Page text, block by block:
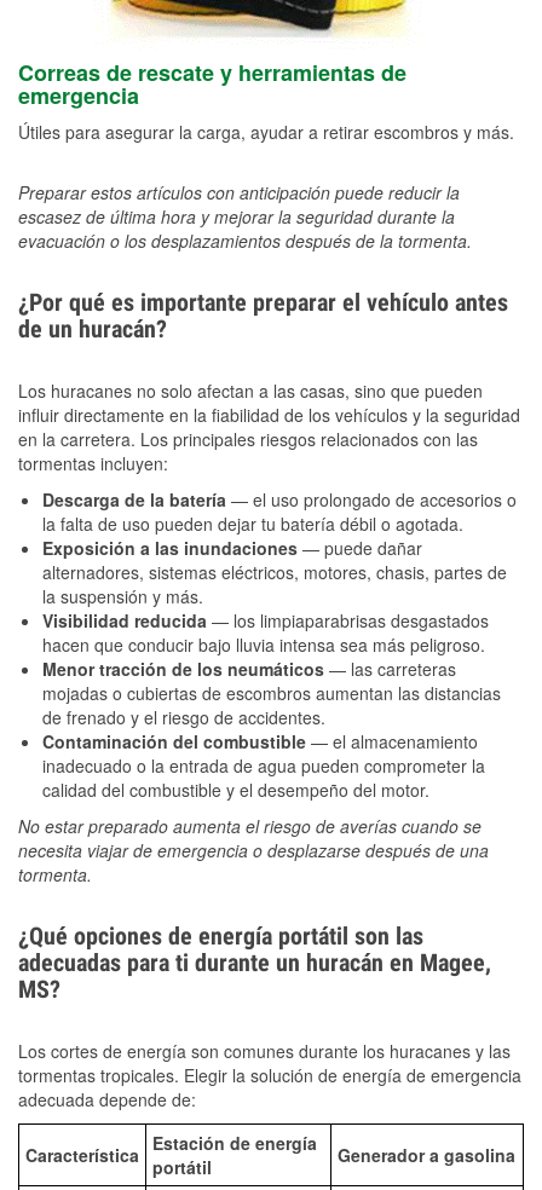
Correas de rescate y herramientas de
emergencia
Útiles para asegurar la carga, ayudar a retirar escombros y más.
Preparar estos artículos con anticipación puede reducir la
escasez de última hora y mejorar la seguridad durante la
evacuación o los desplazamientos después de la tormenta.
¿Por qué es importante preparar el vehículo antes
de un huracán?
Los huracanes no solo afectan a las casas, sino que pueden
influir directamente en la fiabilidad de los vehículos y la seguridad
en la carretera. Los principales riesgos relacionados con las
tormentas incluyen:
Descarga de la batería — el uso prolongado de accesorios o
la falta de uso pueden dejar tu batería débil o agotada.
Exposición a las inundaciones — puede dañar
alternadores, sistemas eléctricos, motores, chasis, partes de
la suspensión y más.
Visibilidad reducida — los limpiaparabrisas desgastados
hacen que conducir bajo lluvia intensa sea más peligroso.
Menor tracción de los neumáticos — las carreteras
mojadas o cubiertas de escombros aumentan las distancias
de frenado y el riesgo de accidentes.
Contaminación del combustible — el almacenamiento
inadecuado o la entrada de agua pueden comprometer la
calidad del combustible y el desempeño del motor.
No estar preparado aumenta el riesgo de averías cuando se
necesita viajar de emergencia o desplazarse después de una
tormenta.
¿Qué opciones de energía portátil son las
adecuadas para ti durante un huracán en Magee,
MS?
Los cortes de energía son comunes durante los huracanes y las
tormentas tropicales. Elegir la solución de energía de emergencia
adecuada depende de:
Característica
Estación de energía
portátil
Generador a gasolina